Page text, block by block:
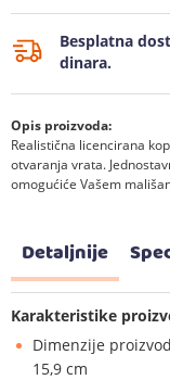
Besplatna
dinara.
Opis proizvoda:
Realistična licencirana
otvaranja vrata.
omogućiće Vašem
Detaljnije
Karakteristike
Dimenzije
15,9 cm